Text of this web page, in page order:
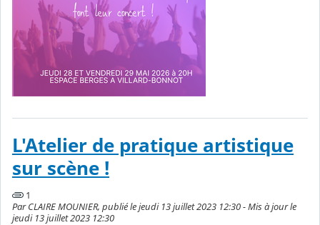
L'Atelier de pratique artistique
sur scène !
1
Par CLAIRE MOUNIER, publié le jeudi 13 juillet 2023 12:30 - Mis à jour le
jeudi 13 juillet 2023 12:30